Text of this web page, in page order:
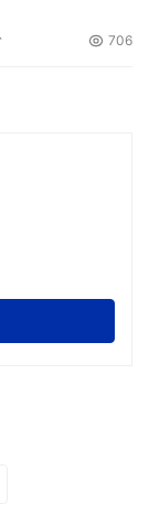
址时，新旧两
之控制在视野
追踪，西奎拉
管理厂商，已
706